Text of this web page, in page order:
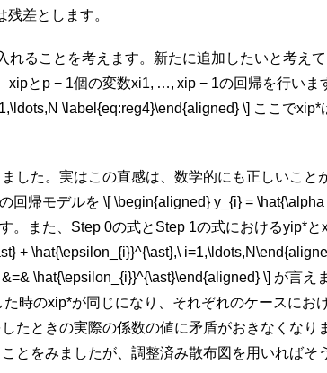
残差とします。
れることを考えます。新たに追加したいと考え
xipと p − 1個の変数xi1, …,xip − 1の回帰を行いま
\label{eq:reg4}\end{aligned} \] ここでxip*
した。実はこの直感は、数学的にも正しいこと
回帰モデルを \[ \begin{aligned} y_{i} =
。また、Step 0の式とStep 1の式におけるyip*と
+ \hat{\epsilon_{i}}^{\ast},\
\hat{\epsilon_{i}}^{\ast}\end{aligned} \] が言え
た時のxip*が同じになり、それぞれのケースにお
たときの実際の係数の値に矛盾がおきなくなり
とをみましたが、調整済み散布図を用いればそ